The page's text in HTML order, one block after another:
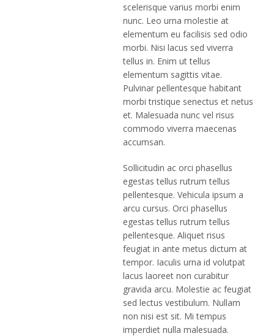
scelerisque varius morbi enim
nunc. Leo urna molestie at
elementum eu facilisis sed odio
morbi. Nisi lacus sed viverra
tellus in. Enim ut tellus
elementum sagittis vitae.
Pulvinar pellentesque habitant
morbi tristique senectus et netus
et. Malesuada nunc vel risus
commodo viverra maecenas
accumsan.
Sollicitudin ac orci phasellus
egestas tellus rutrum tellus
pellentesque. Vehicula ipsum a
arcu cursus. Orci phasellus
egestas tellus rutrum tellus
pellentesque. Aliquet risus
feugiat in ante metus dictum at
tempor. Iaculis urna id volutpat
lacus laoreet non curabitur
gravida arcu. Molestie ac feugiat
sed lectus vestibulum. Nullam
non nisi est sit. Mi tempus
imperdiet nulla malesuada.